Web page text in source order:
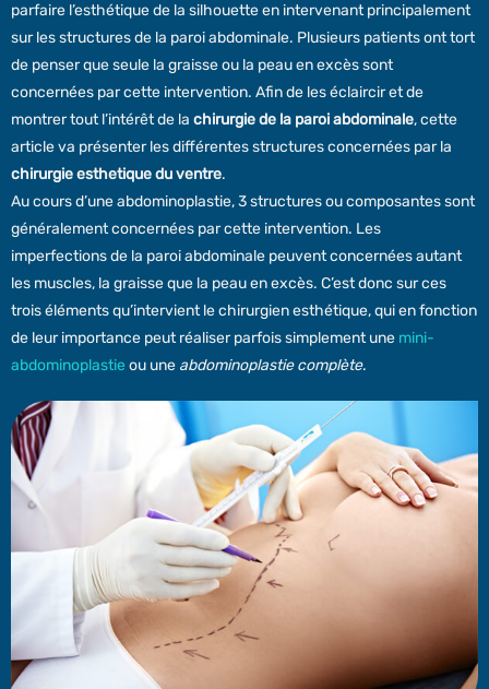
parfaire l’esthétique de la silhouette en intervenant principalement
sur les structures de la paroi abdominale. Plusieurs patients ont tort
de penser que seule la graisse ou la peau en excès sont
concernées par cette intervention. Afin de les éclaircir et de
montrer tout l’intérêt de la chirurgie de la paroi abdominale, cette
article va présenter les différentes structures concernées par la
chirurgie esthetique du ventre.
Au cours d’une abdominoplastie, 3 structures ou composantes sont
généralement concernées par cette intervention. Les
imperfections de la paroi abdominale peuvent concernées autant
les muscles, la graisse que la peau en excès. C’est donc sur ces
trois éléments qu’intervient le chirurgien esthétique, qui en fonction
de leur importance peut réaliser parfois simplement une mini-
abdominoplastie ou une abdominoplastie complète.